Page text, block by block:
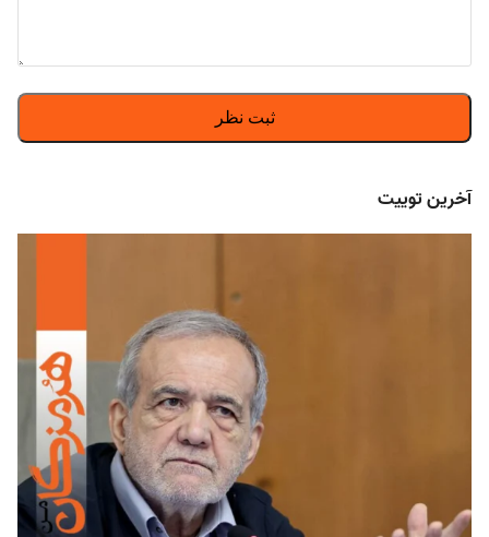
آخرین توییت